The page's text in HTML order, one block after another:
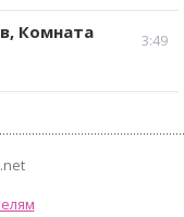
3:49
Комната